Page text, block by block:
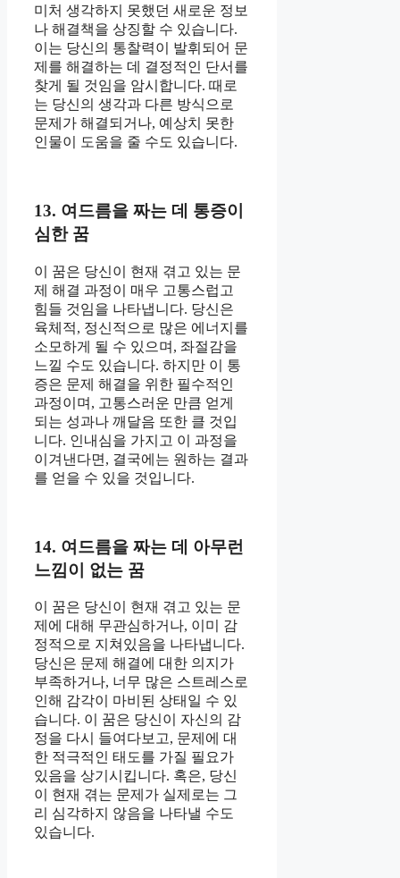
미처 생각하지 못했던 새로운 정보
나 해결책을 상징할 수 있습니다.
이는 당신의 통찰력이 발휘되어 문
제를 해결하는 데 결정적인 단서를
찾게 될 것임을 암시합니다. 때로
는 당신의 생각과 다른 방식으로
문제가 해결되거나, 예상치 못한
인물이 도움을 줄 수도 있습니다.
13. 여드름을 짜는 데 통증이
심한 꿈
이 꿈은 당신이 현재 겪고 있는 문
제 해결 과정이 매우 고통스럽고
힘들 것임을 나타냅니다. 당신은
육체적, 정신적으로 많은 에너지를
소모하게 될 수 있으며, 좌절감을
느낄 수도 있습니다. 하지만 이 통
증은 문제 해결을 위한 필수적인
과정이며, 고통스러운 만큼 얻게
되는 성과나 깨달음 또한 클 것입
니다. 인내심을 가지고 이 과정을
이겨낸다면, 결국에는 원하는 결과
를 얻을 수 있을 것입니다.
14. 여드름을 짜는 데 아무런
느낌이 없는 꿈
이 꿈은 당신이 현재 겪고 있는 문
제에 대해 무관심하거나, 이미 감
정적으로 지쳐있음을 나타냅니다.
당신은 문제 해결에 대한 의지가
부족하거나, 너무 많은 스트레스로
인해 감각이 마비된 상태일 수 있
습니다. 이 꿈은 당신이 자신의 감
정을 다시 들여다보고, 문제에 대
한 적극적인 태도를 가질 필요가
있음을 상기시킵니다. 혹은, 당신
이 현재 겪는 문제가 실제로는 그
리 심각하지 않음을 나타낼 수도
있습니다.